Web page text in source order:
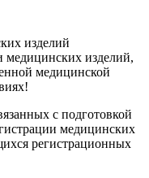
изделий
медицинских изделий,
медицинской
с подготовкой
медицинских
регистрационных